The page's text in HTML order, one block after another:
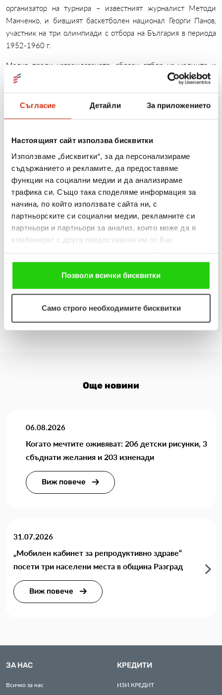
Съгласие Детайли За приложението
Настоящият сайт използва бисквитки
Използваме „бисквитки“, за да персонализираме
съдържанието и рекламите, да предоставяме
функции на социални медии и да анализираме
трафика си. Също така споделяме информация за
начина, по който използвате сайта ни, с
партньорските си социални медии, рекламните си
партньори и партньори за анализ, които може да я
комбинират с друга предоставена им от Вас
ползването от Ваша страна на услугите им. Ако
продължавате да използвате нашия уебсайт, Вие се
съгласявате с нашите "бисквитки".
Позволи всички бисквитки
Само строго необходимите бисквитки
организатор на турнира – известният журналист Методи
Манченко, и бившият баскетболен национал Георги Панов,
участник на три олимпиади с отбора на България в периода
1952-1960 г.
Малко преди награждаването, сборен отбор на медиите и
тим на Изи Кредит изиграха демонстративен мач по
отборът на журналистите.
Много снимки и информация за турнирите от „Спортувай с
https://www.facebook.com/EasyCreditBG
www.easycredit.bg.
Предстоящи събития от програмата „Спортувай с Изи
Дата
Бургас
Още новини
06.08.2026
Когато мечтите оживяват: 206 детски рисунки, 3
сбъднати желания и 203 изненади
Виж повече
31.07.2026
„Мобилен кабинет за репродуктивно здраве“
посети три населени места в община Разград
Виж повече
ЗА НАС
Всичко за нас
КРЕДИТИ
ИЗИ КРЕДИТ